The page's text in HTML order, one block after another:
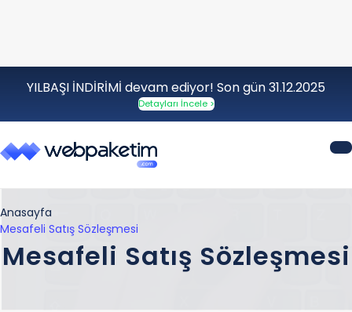
YILBAŞI İNDİRİMİ devam ediyor! Son gün 31.12.2025
Detayları İncele >
Anasayfa
Mesafeli Satış Sözleşmesi
Mesafeli Satış Sözleşmesi